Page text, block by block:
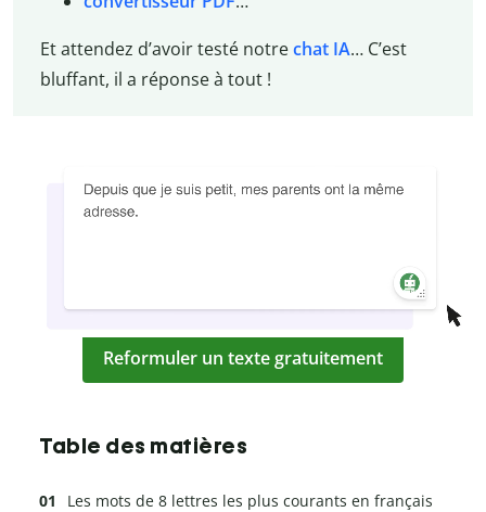
Et attendez d’avoir testé notrechat IA… C’est
bluffant, il a réponse à tout !
Reformuler un texte gratuitement
Table des matières
Les mots de 8 lettres les plus courants en français